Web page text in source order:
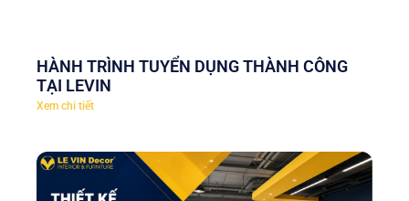
HÀNH TRÌNH TUYỂN DỤNG THÀNH CÔNG
TẠI LEVIN
Xem chi tiết